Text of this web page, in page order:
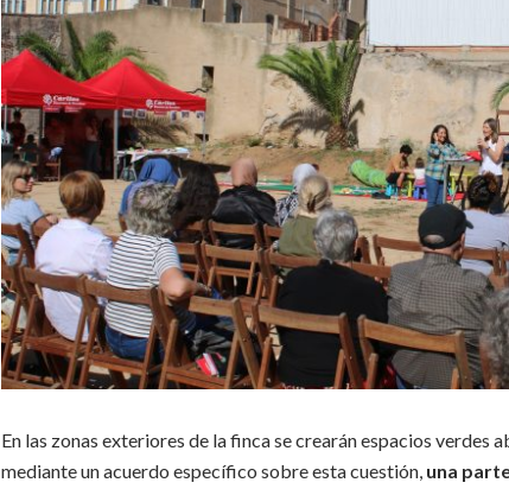
En las zonas exteriores de la finca se crearán espacios verdes
mediante un acuerdo específico sobre esta cuestión, una